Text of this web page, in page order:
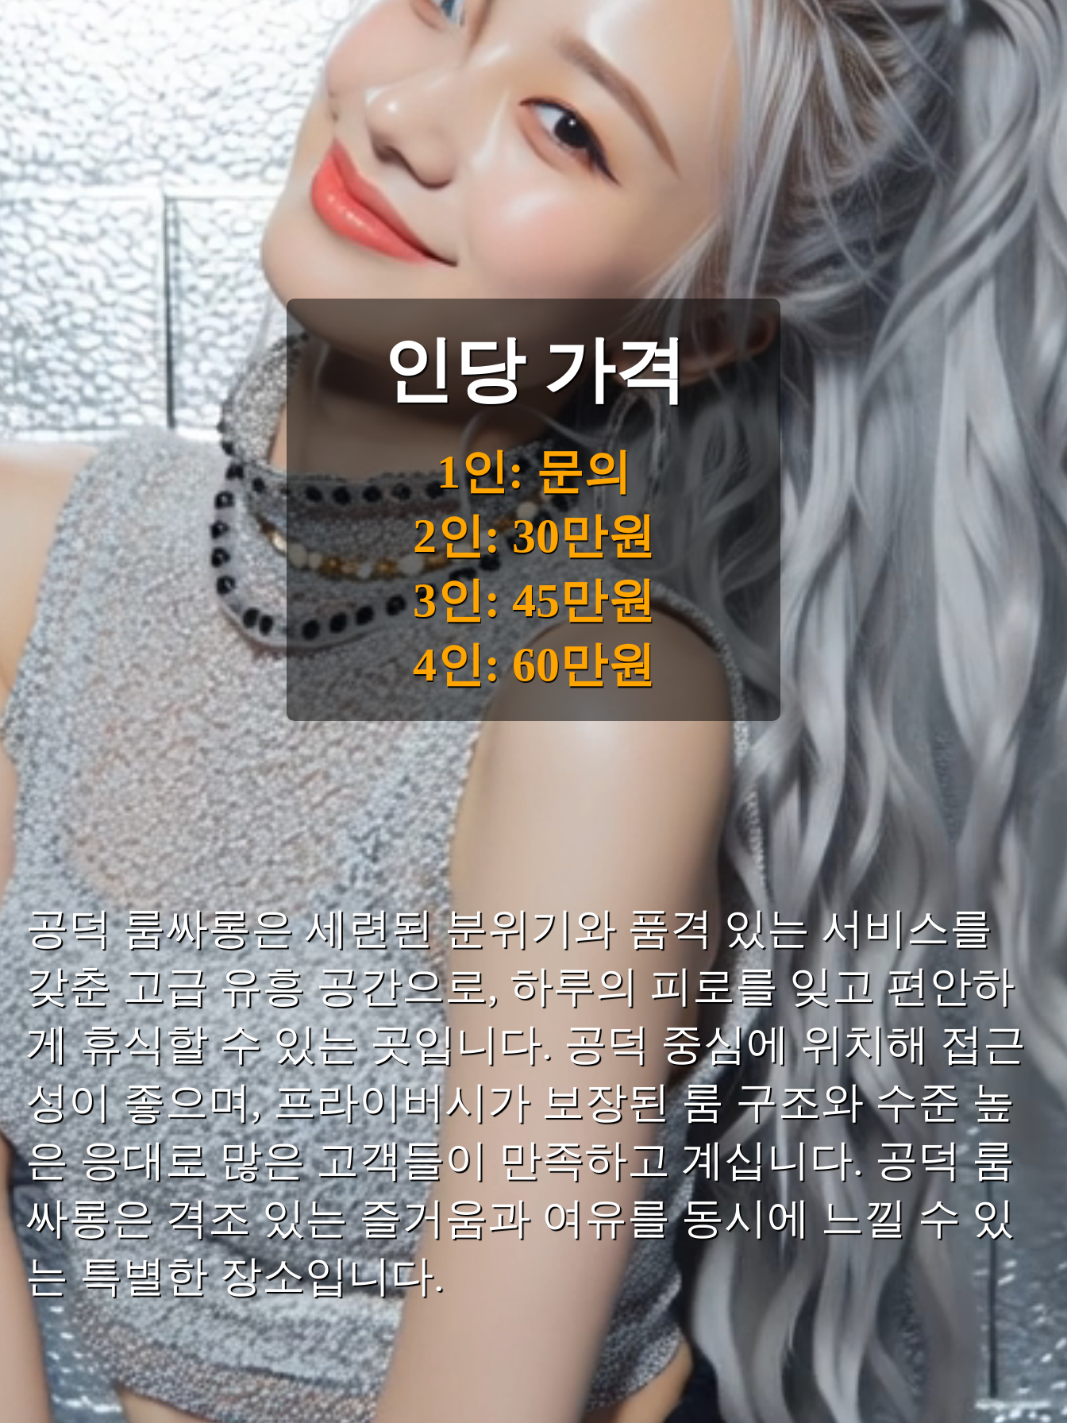
인당 가격
1인: 문의
2인: 30만원
3인: 45만원
4인: 60만원
공덕 룸싸롱은 세련된 분위기와 품격 있는 서비스를
갖춘 고급 유흥 공간으로, 하루의 피로를 잊고 편안하
게 휴식할 수 있는 곳입니다. 공덕 중심에 위치해 접근
성이 좋으며, 프라이버시가 보장된 룸 구조와 수준 높
은 응대로 많은 고객들이 만족하고 계십니다. 공덕 룸
싸롱은 격조 있는 즐거움과 여유를 동시에 느낄 수 있
는 특별한 장소입니다.